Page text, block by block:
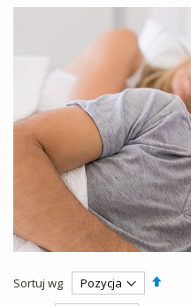
Sortuj wg
Ustaw